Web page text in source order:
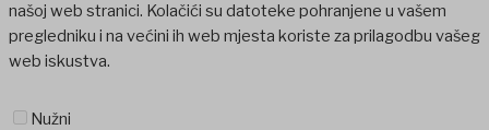
našoj web stranici. Kolačići su datoteke pohranjene u vašem
pregledniku i na većini ih web mjesta koriste za prilagodbu vašeg
web iskustva.
Nužni